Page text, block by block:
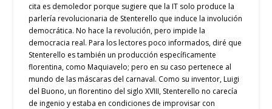
cita es demoledor porque sugiere que la IT solo produce la
parlería revolucionaria de Stenterello que induce la involución
democrática. No hace la revolución, pero impide la
democracia real. Para los lectores poco informados, diré que
Stenterello es también un producción específicamente
florentina, como Maquiavelo; pero en su caso pertenece al
mundo de las máscaras del carnaval. Como su inventor, Luigi
del Buono, un florentino del siglo XVIII, Stenterello no carecía
de ingenio y estaba en condiciones de improvisar con